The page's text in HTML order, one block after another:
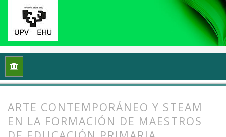
Inicio
ARTE CONTEMPORÁNEO Y STEAM
EN LA FORMACIÓN DE MAESTROS